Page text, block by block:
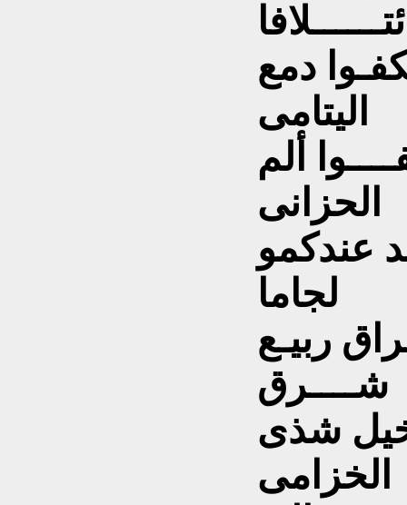
دمع
اليتامى
ألم
الحزانى
عندكمو
لجاما
ربيـع
شــــرق
شذى
الخزامى